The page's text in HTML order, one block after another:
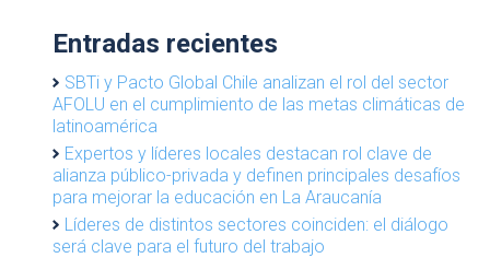
Entradas recientes
SBTi y Pacto Global Chile analizan el rol del sector
AFOLU en el cumplimiento de las metas climáticas de
latinoamérica
Expertos y líderes locales destacan rol clave de
alianza público-privada y definen principales desafíos
para mejorar la educación en La Araucanía
Líderes de distintos sectores coinciden: el diálogo
será clave para el futuro del trabajo